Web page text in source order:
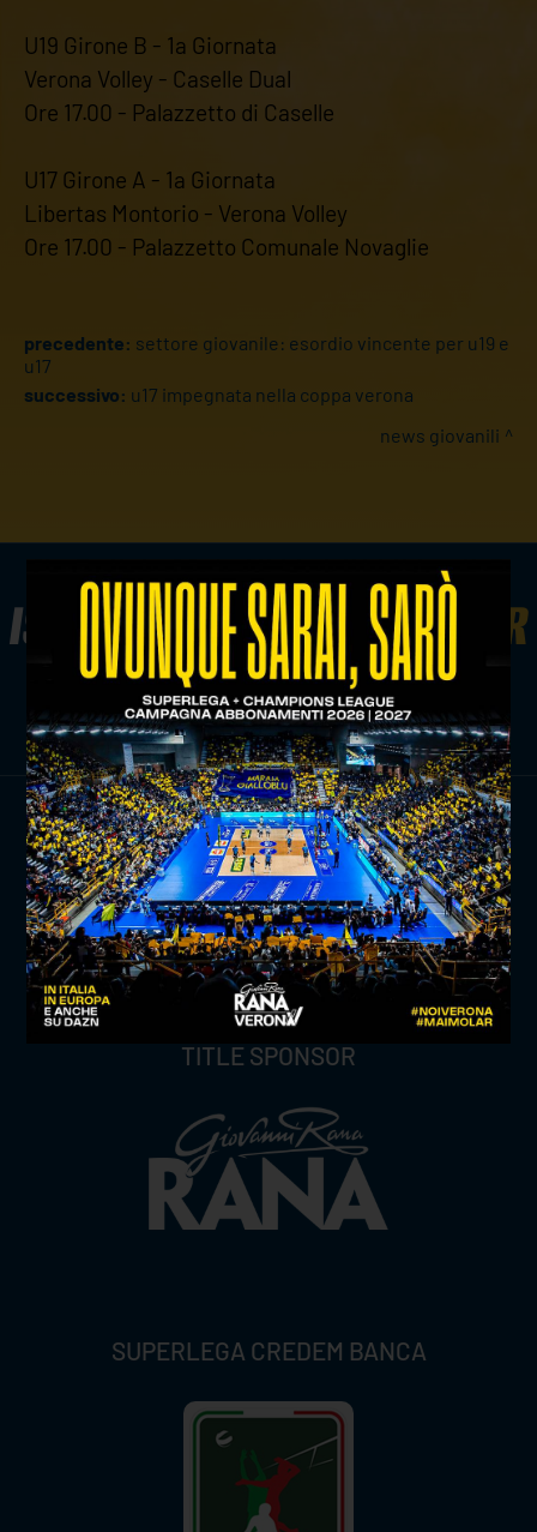
U19 Girone B - 1a Giornata
Verona Volley - Caselle Dual
Ore 17.00 - Palazzetto di Caselle
U17 Girone A - 1a Giornata
Libertas Montorio - Verona Volley
Ore 17.00 - Palazzetto Comunale Novaglie
precedente: settore giovanile: esordio vincente per u19 e
u17
successivo: u17 impegnata nella coppa verona
news giovanili
ISCRIVITI ALLANEWSLETTER
ISCRIVITI ORA
TITLE SPONSOR
SUPERLEGA CREDEM BANCA